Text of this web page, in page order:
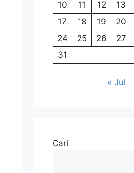
10
11 12 13
17
18 19 20
24
25 26 27
31
« Jul
Cari